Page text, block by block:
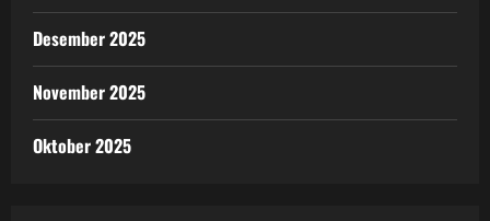
Desember 2025
November 2025
Oktober 2025